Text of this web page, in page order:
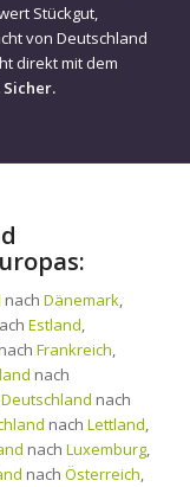
Stückgut,
von Deutschland
direkt mit dem
Sicher.
nach Dänemark,
Estland,
nach Frankreich,
nach
Deutschland nach
nach Lettland,
nach Luxemburg,
nach Österreich,